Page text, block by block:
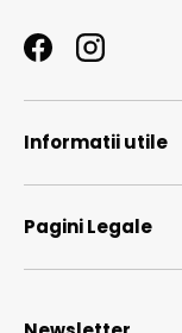
FacebookInstagram
Informatii utile
Pagini Legale